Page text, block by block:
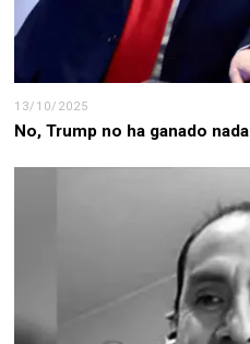
13/10/2025
No, Trump no ha ganado nada